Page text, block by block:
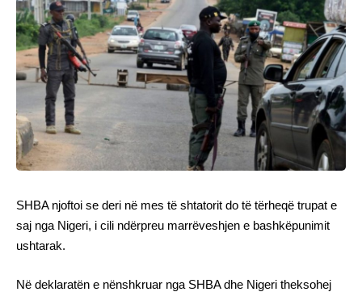
SHBA njoftoi se deri në mes të shtatorit do të tërheqë trupat e
saj nga Nigeri, i cili ndërpreu marrëveshjen e bashkëpunimit
ushtarak.
Në deklaratën e nënshkruar nga SHBA dhe Nigeri theksohej